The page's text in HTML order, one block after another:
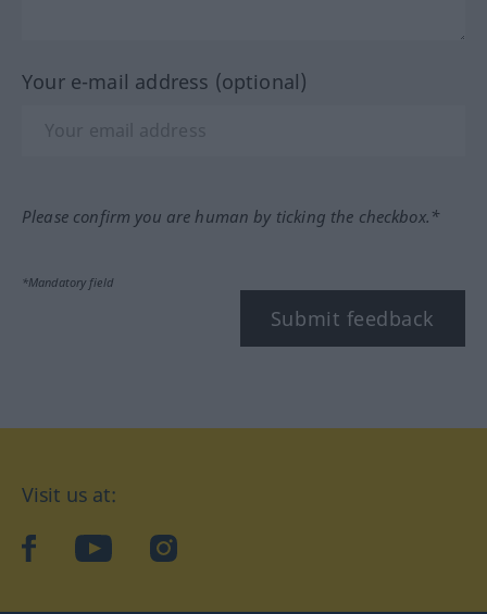
Your e-mail address (optional)
Please confirm you are human by ticking the checkbox.*
*Mandatory field
Submit feedback
Visit us at:
facebookYouTubeInstagram